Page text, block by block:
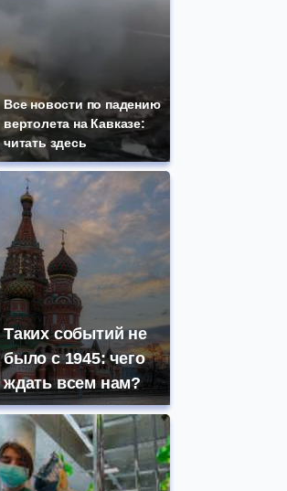
Все новости по падению
вертолета на Кавказе:
читать здесь
Таких событий не
было с 1945: чего
ждать всем нам?